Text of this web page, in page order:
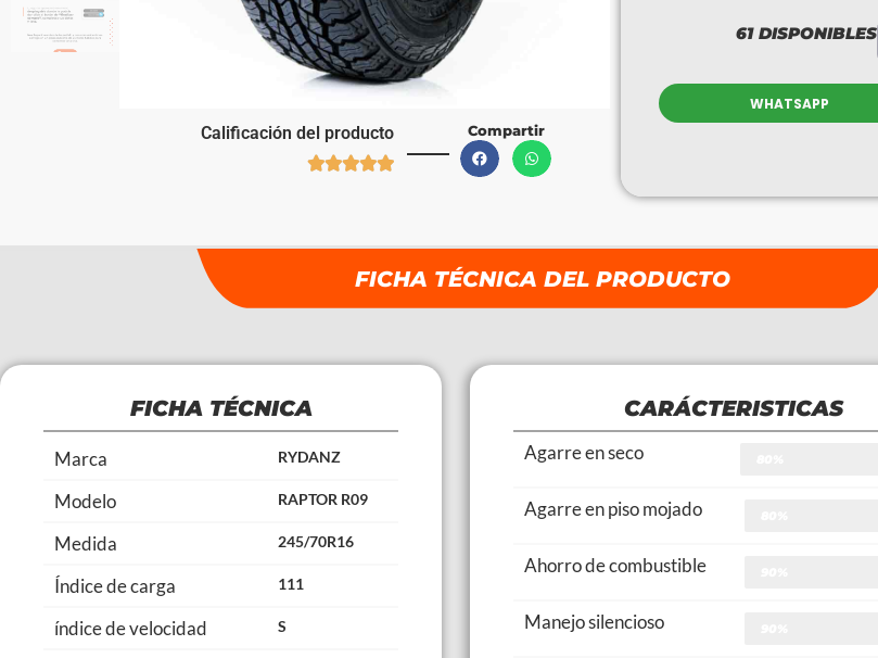
Calificación del producto

Compartir
61 DISPONIBLES
WHATSAPP
FICHA TÉCNICA DEL PRODUCTO
FICHA TÉCNICA
Marca RYDANZ
Modelo RAPTOR R09
Medida 245/70R16
Índice de carga 111
índice de velocidad S
CARÁCTERISTICAS
Agarre en seco
Agarre en piso mojado
Ahorro de combustible
Manejo silencioso